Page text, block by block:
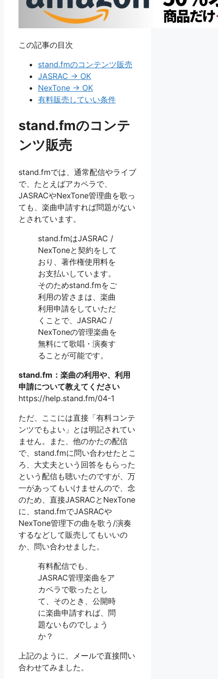
この記事の目次
stand.fmのコンテンツ販売
JASRAC → OK
NexTone → OK
有料販売していい条件
stand.fmのコンテ
ンツ販売
stand.fmでは、通常配信やライブ
で、たとえばアカペラで、
JASRACやNexTone管理曲を歌っ
ても、楽曲申請すれば問題がない
とされています。
stand.fmはJASRAC /
NexToneと契約をして
おり、著作権使用料を
お支払いしています。
そのためstand.fmをご
利用の皆さまは、楽曲
利用申請をしていただ
くことで、JASRAC /
NexToneの管理楽曲を
無料にて歌唱・演奏す
ることが可能です。
stand.fm：楽曲の利用や、利用
申請について教えてください
https://help.stand.fm/04-1
ただ、ここには直接「有料コンテ
ンツでもよい」とは明記されてい
ません。また、他のかたの配信
で、stand.fmに問い合わせたとこ
ろ、大丈夫という回答をもらった
という配信も聴いたのですが、万
一があってもいけませんので、念
のため、直接JASRACとNexTone
に、stand.fmでJASRACや
NexTone管理下の曲を歌う/演奏
するなどして販売してもいいの
か、問い合わせました。
有料配信でも、
JASRAC管理楽曲をア
カペラで歌ったとし
て、そのとき、公開時
に楽曲申請すれば、問
題ないものでしょう
か？
上記のように、メールで直接問い
合わせてみました。